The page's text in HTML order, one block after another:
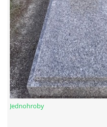
Jednohroby